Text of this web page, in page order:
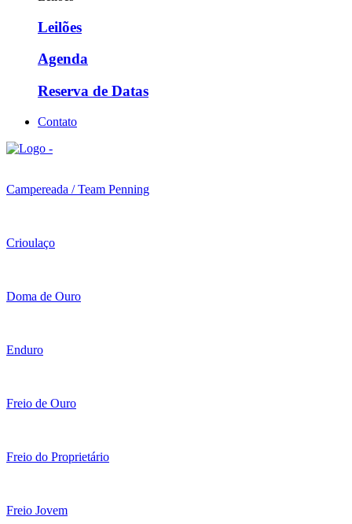
Leilões
Agenda
Reserva de Datas
Contato
Campereada / Team Penning
Crioulaço
Doma de Ouro
Enduro
Freio de Ouro
Freio do Proprietário
Freio Jovem